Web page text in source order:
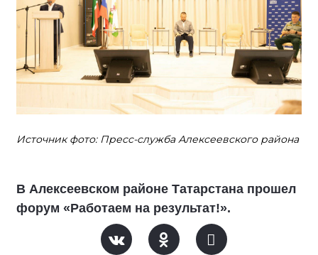
Источник фото: Пресс-служба Алексеевского района
В Алексеевском районе Татарстана прошел
форум «Работаем на результат!».